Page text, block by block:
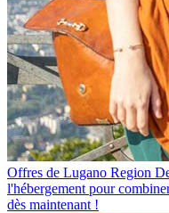
Offres de Lugano Region
l'hébergement pour
dès maintenant !